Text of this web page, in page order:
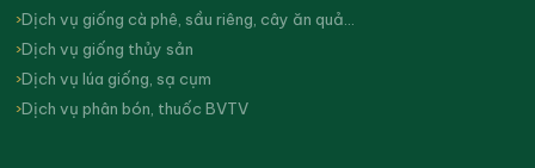
Dịch vụ giống cà phê, sầu riêng, cây ăn quả…
Dịch vụ giống thủy sản
Dịch vụ lúa giống, sạ cụm
Dịch vụ phân bón, thuốc BVTV